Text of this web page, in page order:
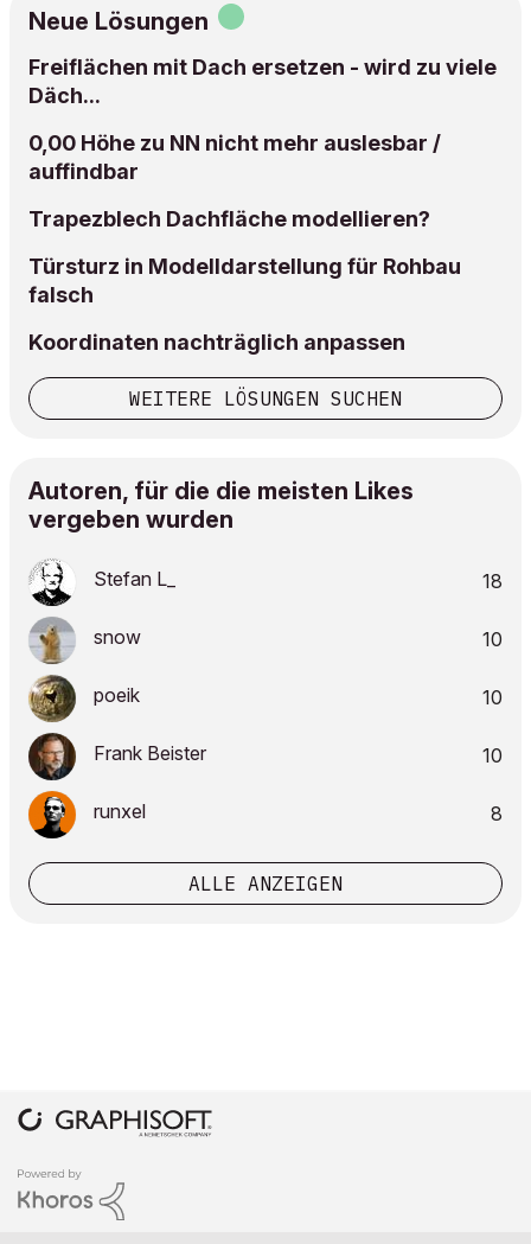
Neue Lösungen
Freiflächen mit Dach ersetzen - wird zu viele
Däch...
0,00 Höhe zu NN nicht mehr auslesbar /
auffindbar
Trapezblech Dachfläche modellieren?
Türsturz in Modelldarstellung für Rohbau
falsch
Koordinaten nachträglich anpassen
WEITERE LÖSUNGEN SUCHEN
Autoren, für die die meisten Likes
vergeben wurden
Stefan L_ 18
snow 10
poeik 10
Frank Beister 10
runxel 8
ALLE ANZEIGEN